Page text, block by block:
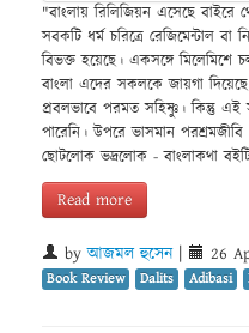
"বাংলায় রিলিজিয়ন এসেছে বাইরে
সবকটি ধর্ম চরিত্রে রেজিমেন্টাল বা
বিভক্ত হয়েছে। একসঙ্গে মিলেমিশে
বাংলা এদের সকলকে জায়গা
প্রবলভাবে পরমত সহিষ্ণু। কিন্তু এই
পারেনি। উপরে ভাসমান
ছোটলোক ভদ্রলোক - বাংলাকথা
Read more
byআজমল হুসেন| 26
Book Review Dalits Adibasi